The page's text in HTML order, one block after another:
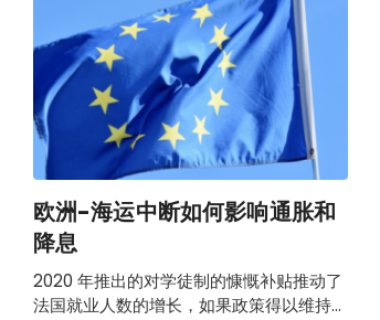
欧洲-海运中断如何影响通胀和
降息
2020 年推出的对学徒制的慷慨补贴推动了
法国就业人数的增长，如果政策得以维持，